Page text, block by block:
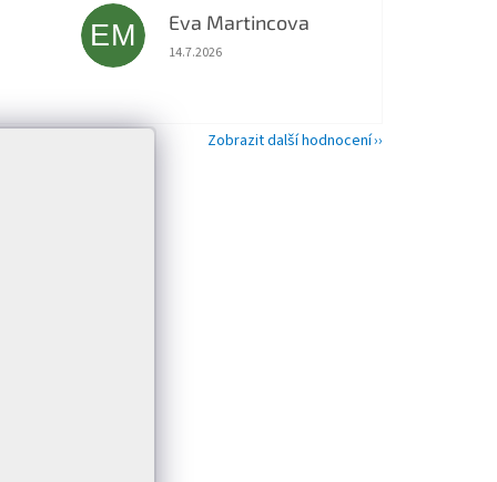
z 5 hvězdiček.EM Eva Martincova
Hodnocení obchodu je 5 z 5 hvězdiček.
14.7.2026
Zobrazit další hodnocení